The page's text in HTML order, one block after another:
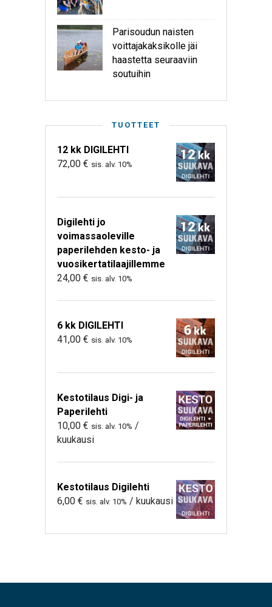
Parisoudun naisten
voittajakaksikolle jäi
haastetta seuraaviin
soutuihin
TUOTTEET
12 kk DIGILEHTI
72,00 € sis. alv. 10%
Digilehti jo
voimassaoleville
paperilehden kesto- ja
vuosikertatilaajillemme
24,00 € sis. alv. 10%
6 kk DIGILEHTI
41,00 € sis. alv. 10%
Kestotilaus Digi- ja
Paperilehti
10,00 € sis. alv. 10% /
kuukausi
Kestotilaus Digilehti
6,00 € sis. alv. 10% / kuukausi